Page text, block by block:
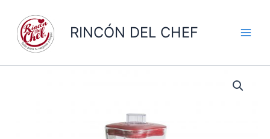
contenido
RINCÓN DEL CHEF